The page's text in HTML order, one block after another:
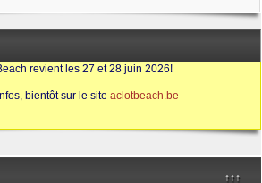
revient les 27 et 28 juin 2026!
bientôt sur le site aclotbeach.be
↑↑↑